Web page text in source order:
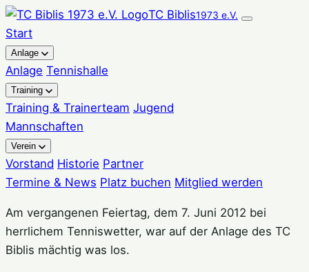
Zum
Inhalt
springen
TC Biblis1973 e.V.
Start
Anlage
Anlage Tennishalle
Training
Training & Trainerteam Jugend
Mannschaften
Verein
Vorstand Historie Partner
Termine & News Platz buchen Mitglied werden
Am vergangenen Feiertag, dem 7. Juni 2012 bei
herrlichem Tenniswetter, war auf der Anlage des TC
Biblis mächtig was los.